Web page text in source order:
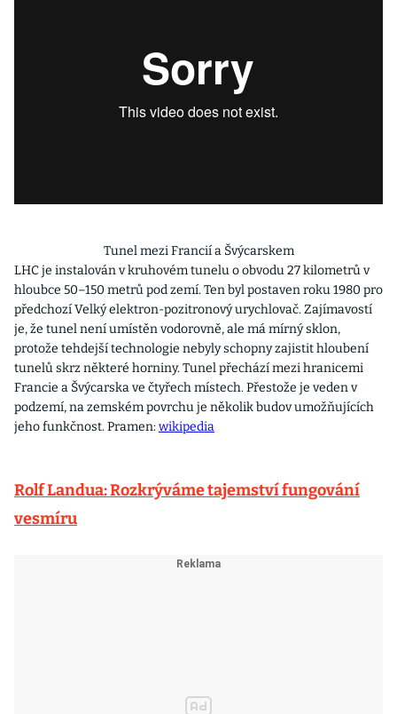
Tunel mezi Francií a Švýcarskem
LHC je instalován v kruhovém tunelu o obvodu 27 kilometrů v
hloubce 50–150 metrů pod zemí. Ten byl postaven roku 1980 pro
předchozí Velký elektron-pozitronový urychlovač. Zajímavostí
je, že tunel není umístěn vodorovně, ale má mírný sklon,
protože tehdejší technologie nebyly schopny zajistit hloubení
tunelů skrz některé horniny. Tunel přechází mezi hranicemi
Francie a Švýcarska ve čtyřech místech. Přestože je veden v
podzemí, na zemském povrchu je několik budov umožňujících
jeho funkčnost. Pramen:wikipedia
Rolf Landua: Rozkrýváme tajemství fungování
vesmíru